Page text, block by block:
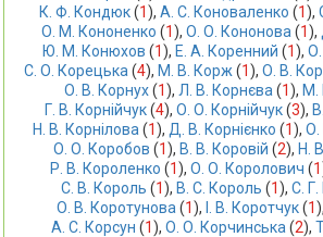
К. Ф. Кондюк (1), А. С. Коноваленко (1),
О. М. Кононенко (1), О. О. Кононова (1),
Ю. М. Конюхов (1), Е. А. Коренний (1),
С. О. Корецька (4), М. В. Корж (1), О. В.
О. В. Корнух (1), Л. В. Корнєва (1), М.
Г. В. Корнійчук (4), О. О. Корнійчук (3),
Н. В. Корнілова (1), Д. В. Корнієнко (1), О.
О. О. Коробов (1), В. В. Коровій (2), Н.
Р. В. Короленко (1), О. О. Королович (1
С. В. Король (1), В. С. Король (1), С.
О. В. Коротунова (1), I. В. Коротчук (1),
А. С. Корсун (1), О. О. Корчинська (2),